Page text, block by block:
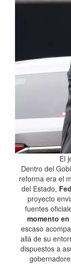
El
Dentro del
reforma era el
del Estado,
proyecto
fuentes
momento
escaso
allá de su
dispuestos a